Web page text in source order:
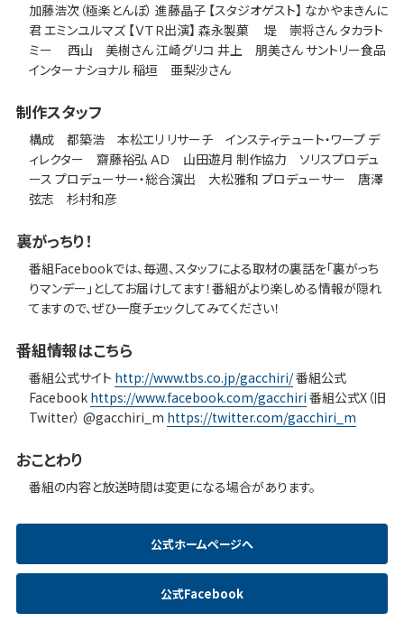
加藤浩次（極楽とんぼ） 進藤晶子 【スタジオゲスト】 なかやまきんに
君 エミンユルマズ 【ＶＴＲ出演】 森永製菓 堤 崇将さん タカラト
ミー 西山 美樹さん 江崎グリコ 井上 朋美さん サントリー食品
インターナショナル 稲垣 亜梨沙さん
制作スタッフ
構成 都築浩 本松エリ リサーチ インスティテュート・ワープ デ
ィレクター 齋藤裕弘 ＡＤ 山田遊月 制作協力 ソリスプロデュ
ース プロデューサー・総合演出 大松雅和 プロデューサー 唐澤
弦志 杉村和彦
裏がっちり！
番組Facebookでは、毎週、スタッフによる取材の裏話を「裏がっち
りマンデー」としてお届けしてます！番組がより楽しめる情報が隠れ
てますので、ぜひ一度チェックしてみてください！
番組情報はこちら
番組公式サイト http://www.tbs.co.jp/gacchiri/番組公式
Facebook https://www.facebook.com/gacchiri 番組公式X（旧
Twitter） @gacchiri_m https://twitter.com/gacchiri_m
おことわり
番組の内容と放送時間は変更になる場合があります。
公式ホームページへ
公式Facebook